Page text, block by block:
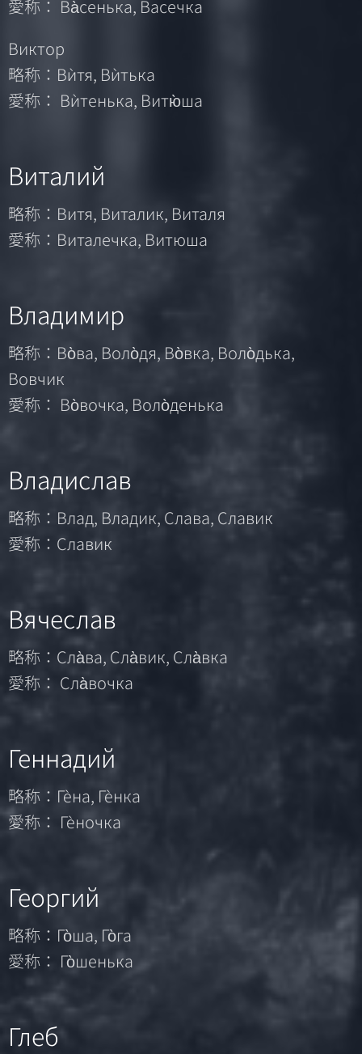
愛称： Ва̀сенька, Васечка
Виктор
略称：Вѝтя, Вѝтька
愛称： Вѝтенька, Витю̀ша
Виталий
略称：Витя, Виталик, Виталя
愛称：Виталечка, Витюша
Владимир
略称：Во̀ва, Воло̀дя, Во̀вка, Воло̀дька,
Вовчик
愛称： Во̀вочка, Воло̀денька
Владислав
略称：Влад, Владик, Слава, Славик
愛称：Славик
Вячеслав
略称：Сла̀ва, Сла̀вик, Сла̀вка
愛称： Сла̀вочка
Геннадий
略称：Гѐна, Гѐнка
愛称： Гѐночка
Георгий
略称：Го̀ша, Го̀га
愛称： Го̀шенька
Глеб